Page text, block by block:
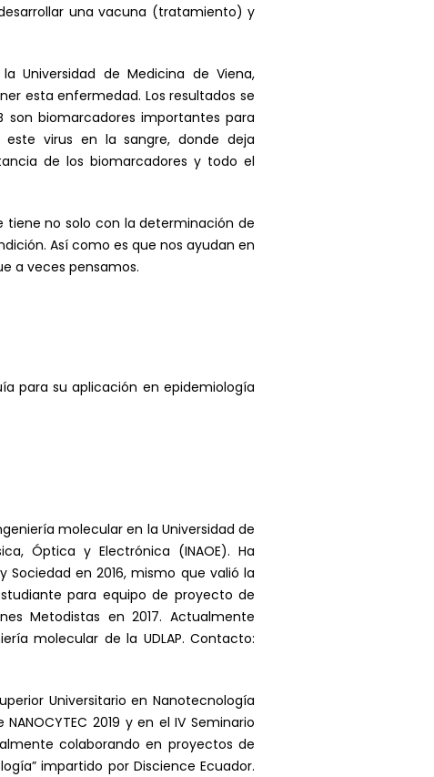
una vacuna (tratamiento) y
Universidad de Medicina de Viena,
esta enfermedad. Los resultados se
biomarcadores importantes para
virus en la sangre, donde deja
de los biomarcadores y todo el
tiene no solo con la determinación de
Así como es que nos ayudan en
a veces pensamos.
para su aplicación en epidemiología
molecular en la Universidad de
Óptica y Electrónica (INAOE). Ha
Sociedad en 2016, mismo que valió la
para equipo de proyecto de
Metodistas en 2017. Actualmente
molecular de la UDLAP. Contacto:
Universitario en Nanotecnología
2019 y en el IV Seminario
colaborando en proyectos de
impartido por Discience Ecuador.